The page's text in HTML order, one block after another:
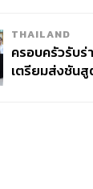
THAILAND
ครอบครัวรับร่
เตรียมส่งชันสู